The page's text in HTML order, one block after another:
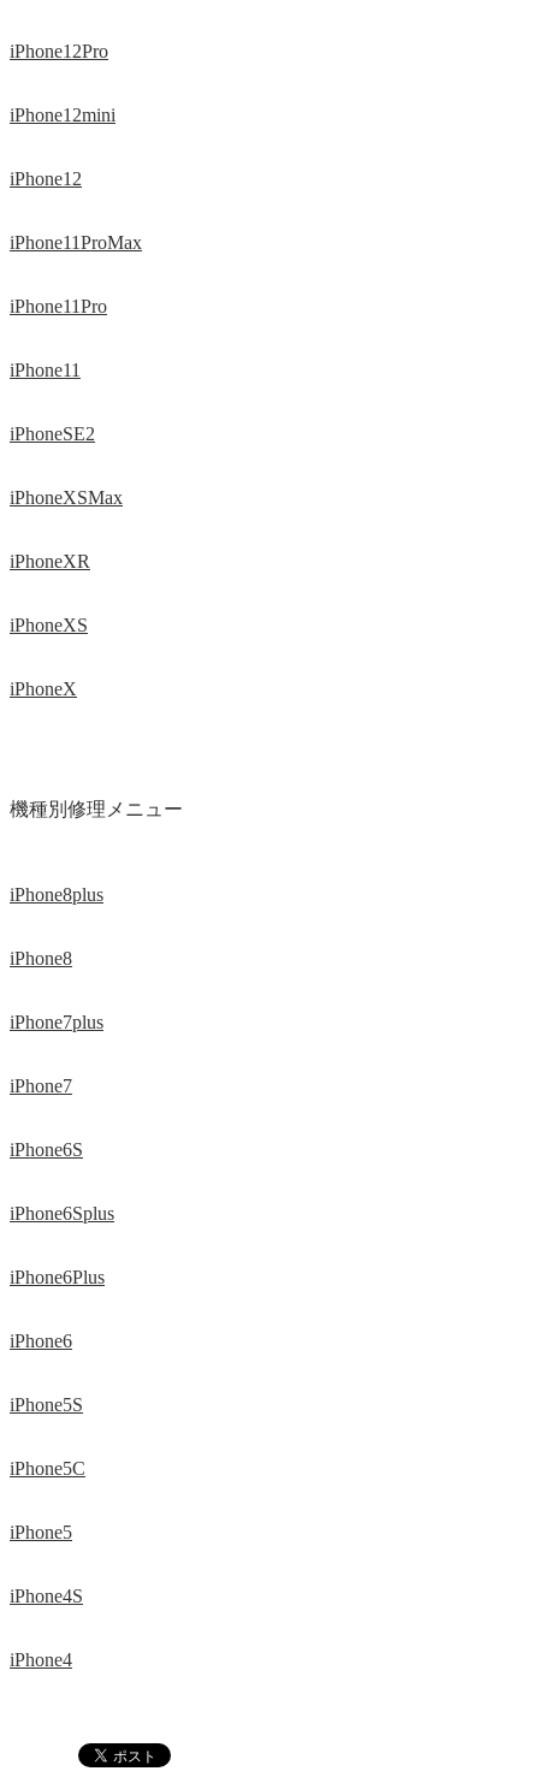
iPhone12Pro
iPhone12mini
iPhone12
iPhone11ProMax
iPhone11Pro
iPhone11
iPhoneSE2
iPhoneXSMax
iPhoneXR
iPhoneXS
iPhoneX
機種別修理メニュー
iPhone8plus
iPhone8
iPhone7plus
iPhone7
iPhone6S
iPhone6Splus
iPhone6Plus
iPhone6
iPhone5S
iPhone5C
iPhone5
iPhone4S
iPhone4